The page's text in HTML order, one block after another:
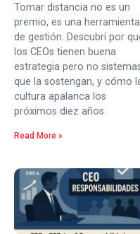
Tomar distancia no es un
premio, es una herramienta
de gestión. Descubrí por
los CEOs tienen buena
estrategia pero no
que la sostengan, y cómo
cultura apalanca los
próximos diez años.
Read More »